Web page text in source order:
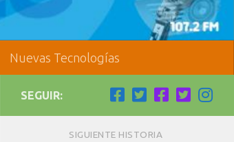
Nuevas Tecnologías
SEGUIR:
SIGUIENTE HISTORIA